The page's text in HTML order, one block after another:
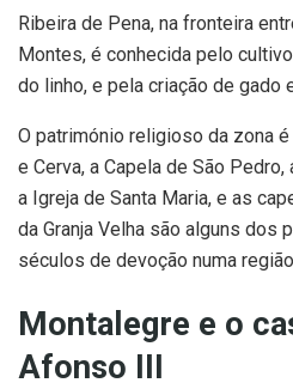
Ribeira de Pena, na fronteira
Montes, é conhecida pelo
do linho, e pela criação de gado
O património religioso da zona
e Cerva, a Capela de São
a Igreja de Santa Maria, e as
da Granja Velha são alguns dos
séculos de devoção numa
Montalegre e o
Afonso III